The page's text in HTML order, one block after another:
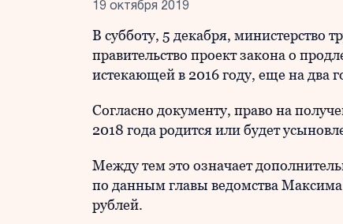
19 октября 2019
В субботу, 5 декабря, министерство
правительство проект закона о
истекающей в 2016 году, еще на два
Согласно документу, право на
2018 года родится или будет
Между тем это означает
по данным главы ведомства
рублей.